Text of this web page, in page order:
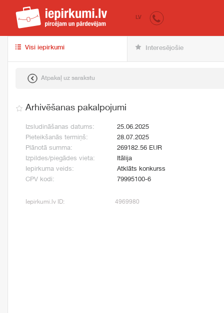
iepirkumi.lv
LV
Visi iepirkumi Interesējošie
Atpakaļ uz sarakstu
Arhivēšanas pakalpojumi
Izsludināšanas datums:
25.06.2025
Pieteikšanās termiņš:
28.07.2025
Plānotā summa:
269182.56 EUR
Izpildes/piegādes vieta:
Itālija
Iepirkuma veids:
Atklāts konkurss
CPV kodi:
79995100-6
Iepirkumi.lv ID: 4969980